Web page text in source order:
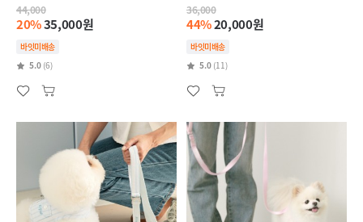
44,000
20%35,000원
바잇미배송
5.0 (6)
36,000
44%20,000원
바잇미배송
5.0 (11)